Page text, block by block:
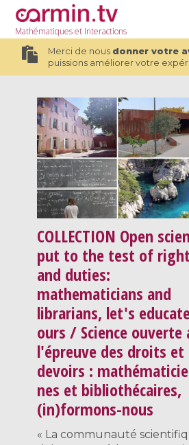
Mathématiqueset Interactions
Merci de nous donner votre
puissions améliorer votre
COLLECTION Open
put to the test of
and duties:
mathematicians and
librarians, let's
ours / Science ouverte
l'épreuve des droits et
devoirs :
nes et bibliothécaires,
(in)formons-nous
« La communauté